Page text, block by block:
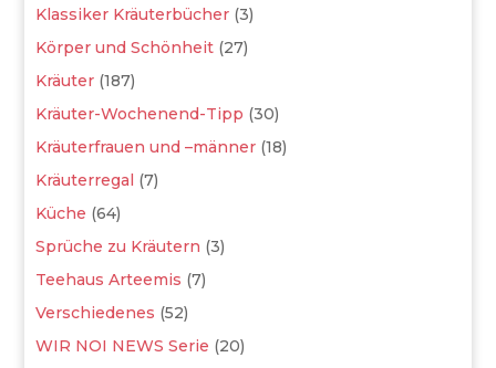
Klassiker Kräuterbücher (3)
Körper und Schönheit (27)
Kräuter (187)
Kräuter-Wochenend-Tipp (30)
Kräuterfrauen und –männer (18)
Kräuterregal (7)
Küche (64)
Sprüche zu Kräutern (3)
Teehaus Arteemis (7)
Verschiedenes (52)
WIR NOI NEWS Serie (20)